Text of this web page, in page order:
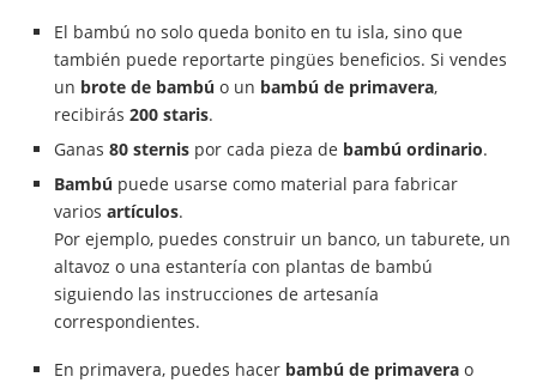
El bambú no solo queda bonito en tu isla, sino que
también puede reportarte pingües beneficios. Si vendes
un brote de bambú o un bambú de primavera,
recibirás 200 staris.
Ganas 80 sternis por cada pieza de bambú ordinario.
Bambú puede usarse como material para fabricar
varios artículos.
Por ejemplo, puedes construir un banco, un taburete, un
altavoz o una estantería con plantas de bambú
siguiendo las instrucciones de artesanía
correspondientes.
En primavera, puedes hacer bambú de primavera o